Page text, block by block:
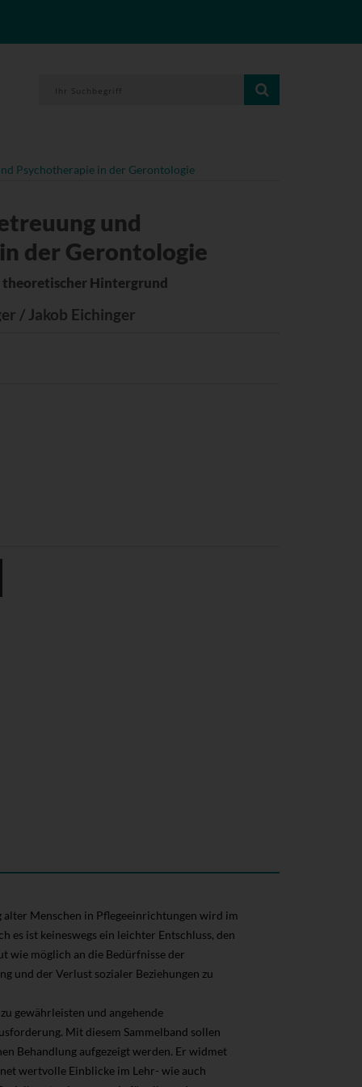
Psychotherapie in der Gerontologie
und
der Gerontologie
theoretischer Hintergrund
/ Jakob Eichinger
Menschen in Pflegeeinrichtungen wird im
es ist keineswegs ein leichter Entschluss, den
wie möglich an die Bedürfnisse der
und der Verlust sozialer Beziehungen zu
gewährleisten und angehende
Mit diesem Sammelband sollen
Behandlung aufgezeigt werden. Er widmet
wertvolle Einblicke im Lehr- wie auch